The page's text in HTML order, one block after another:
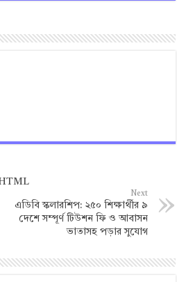
HTML
Next
এডিবি স্কলারশিপ: ২৫০ শিক্ষার্থীর ৯
দেশে সম্পূর্ণ টিউশন ফি ও আবাসন
ভাতাসহ পড়ার সুযোগ